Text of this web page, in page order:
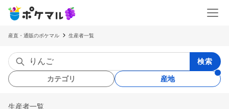
産直・通販のポケマル 生産者一覧
検索
カテゴリ 産地
生産者一覧